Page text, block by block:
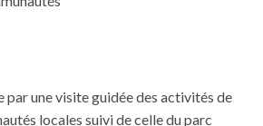
par une visite guidée des activités de
locales suivi de celle du parc